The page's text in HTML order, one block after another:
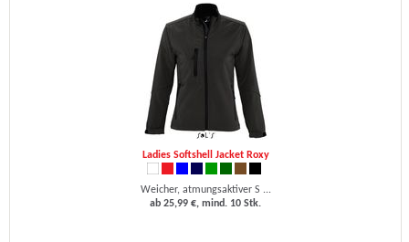
Ladies Softshell Jacket Roxy
Weicher, atmungsaktiver S ...
ab 25,99 €, mind. 10 Stk.